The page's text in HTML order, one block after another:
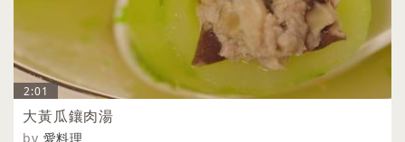
2:01
大黃瓜鑲肉湯
by 愛料理